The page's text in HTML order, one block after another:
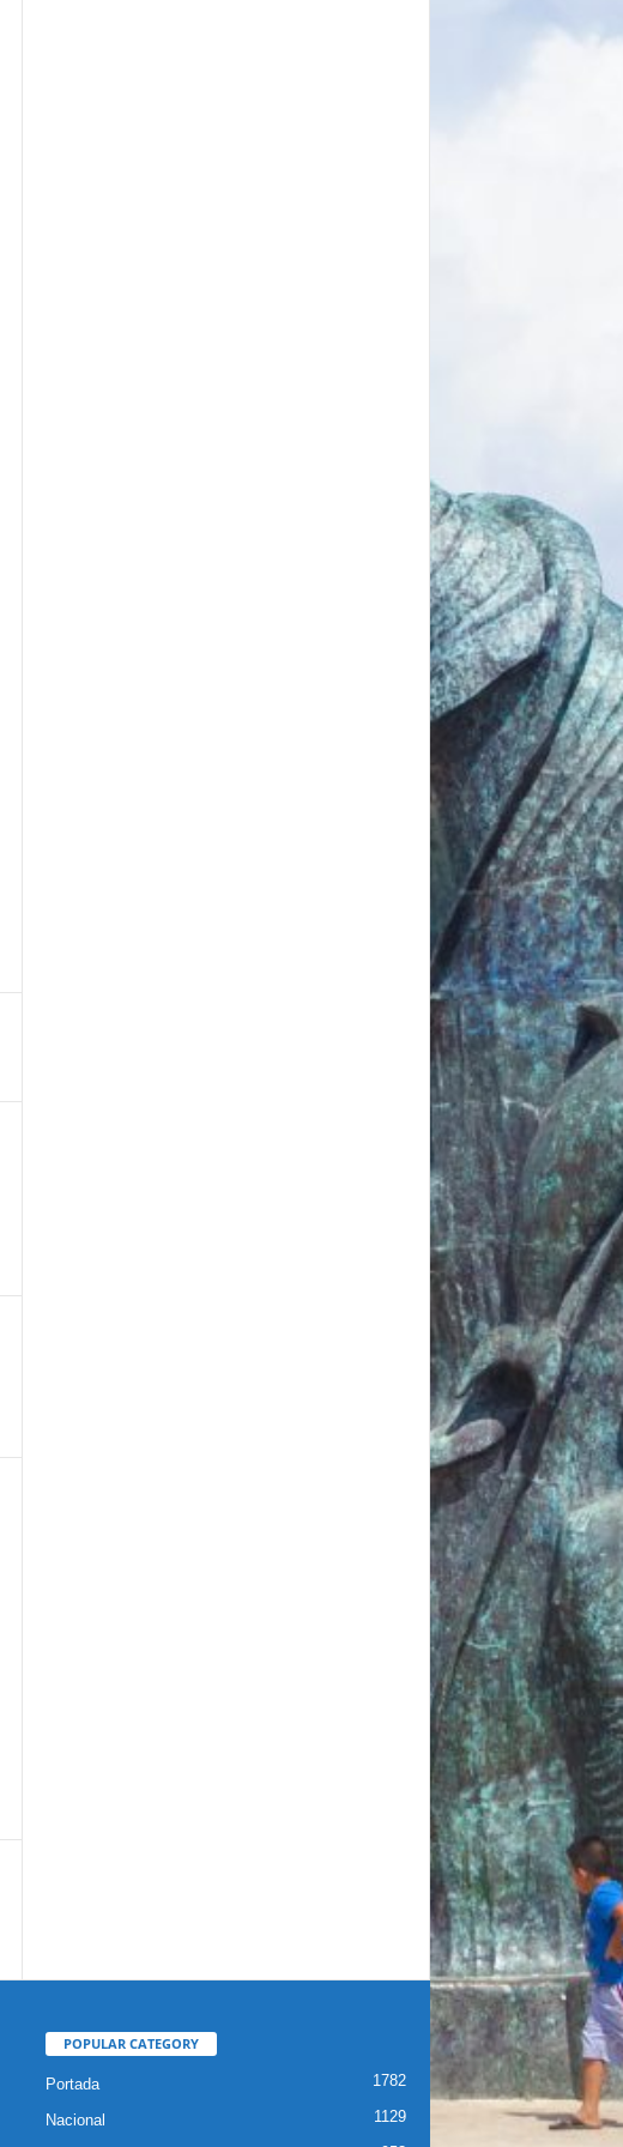
POPULAR CATEGORY
Portada 1782
Nacional 1129